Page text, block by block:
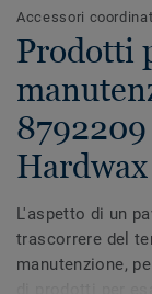
Accessori
Prodotti
L'aspetto di un
trascorrere del
manutenzione,